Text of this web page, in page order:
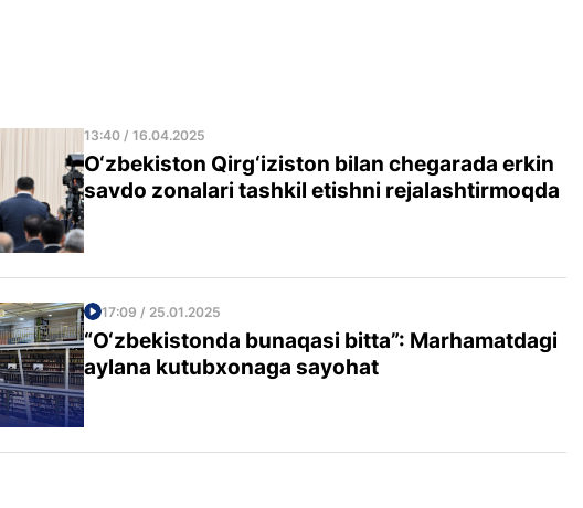
13:40 / 16.04.2025
O‘zbekiston Qirg‘iziston bilan chegarada erkin
savdo zonalari tashkil etishni rejalashtirmoqda
17:09 / 25.01.2025
“O‘zbekistonda bunaqasi bitta”: Marhamatdagi
aylana kutubxonaga sayohat